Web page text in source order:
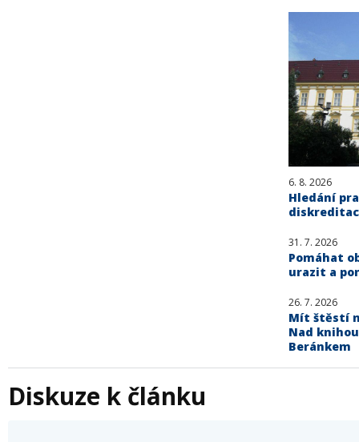
6. 8. 2026
Hledání
31. 7. 2026
Pomáhat
urazit a
26. 7. 2026
Mít štěstí
Nad
Beránkem
Diskuze k článku